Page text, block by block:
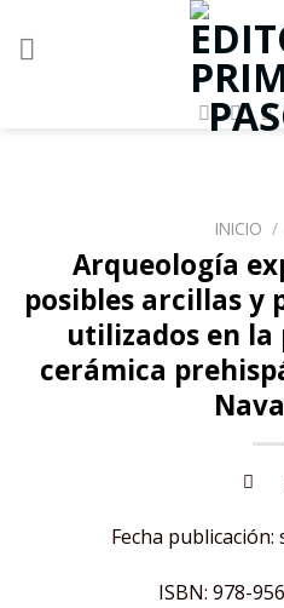
INICIO /
Arqueología
posibles arcillas y
utilizados en
cerámica
Fecha
ISBN: 978-